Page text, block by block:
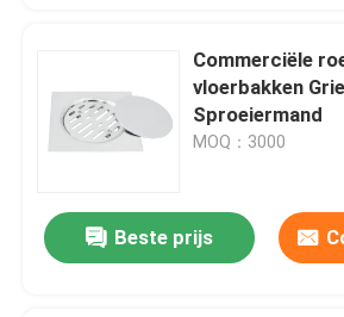
Commerciële
vloerbakken
Sproeiermand
MOQ：3000
Beste prijs